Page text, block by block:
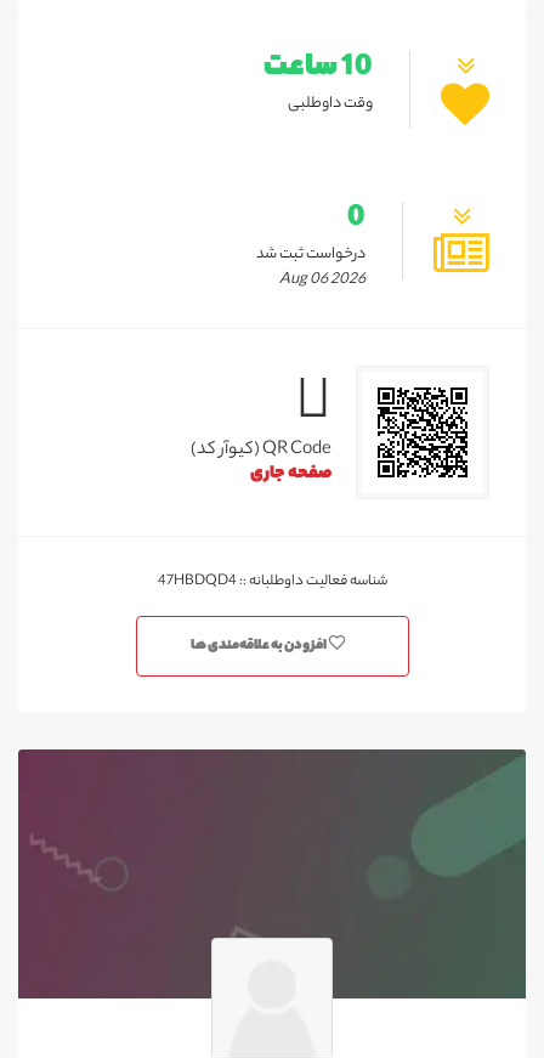
10 ساعت
وقت داوطلبی
0
درخواست ثبت شد
Aug 06 2026
QR Code (کیوآر کد)
صفحه جاری
شناسه فعالیت داوطلبانه :: 47HBDQD4
افزودن به علاقه‌مندی ها